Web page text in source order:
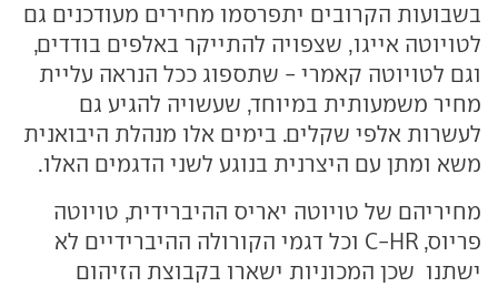
בשבועות הקרובים יתפרסמו מחירים מעודכנים גם
לטויוטה אייגו, שצפויה להתייקר באלפים בודדים,
וגם לטויוטה קאמרי - שתספוג ככל הנראה עליית
מחיר משמעותית במיוחד, שעשויה להגיע גם
לעשרות אלפי שקלים. בימים אלו מנהלת היבואנית
משא ומתן עם היצרנית בנוגע לשני הדגמים האלו.
מחיריהם של טויוטה יאריס ההיברידית, טויוטה
פריוס, C-HR וכל דגמי הקורולה ההיברידיים לא
ישתנו שכן המכוניות ישארו בקבוצת הזיהום